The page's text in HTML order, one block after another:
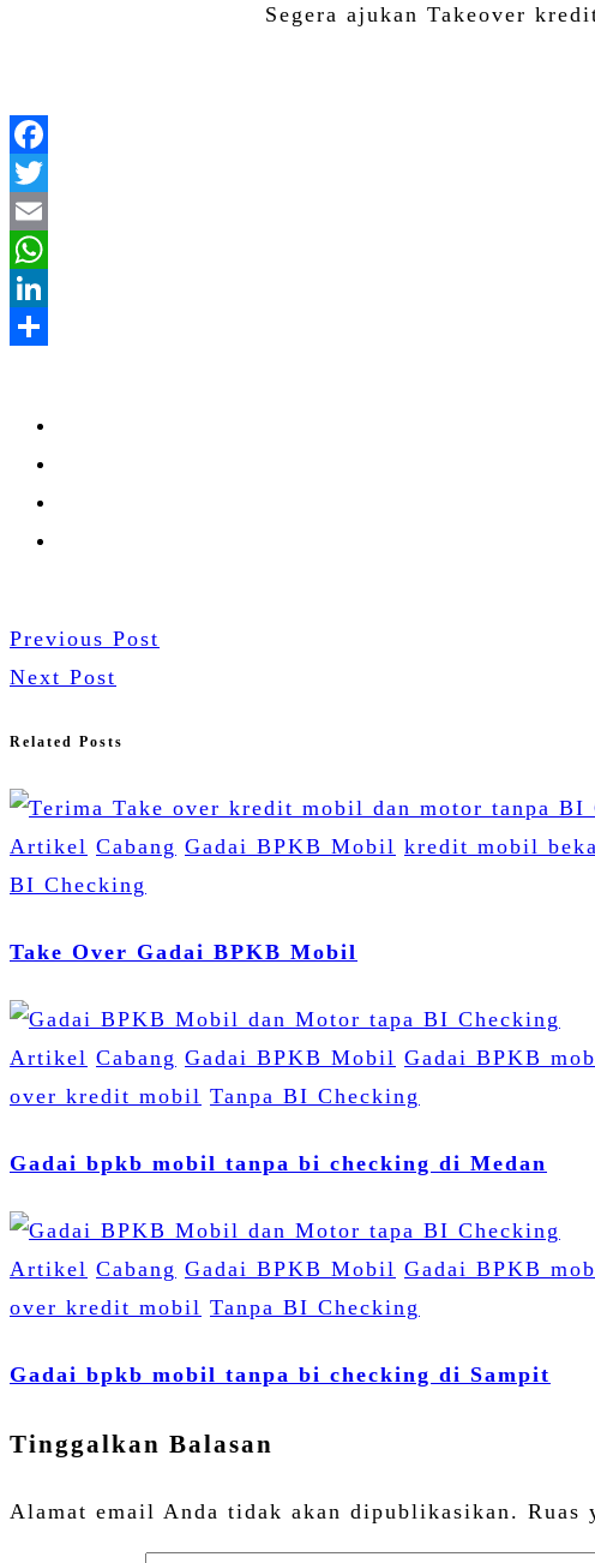
Segera ajukan Takeover
Previous Post
Next Post
Related Posts
Artikel Cabang Gadai BPKB Mobil kredit mobil
BI Checking
Take Over Gadai BPKB Mobil
Artikel Cabang Gadai BPKB Mobil Gadai BPKB
over kredit mobil Tanpa BI Checking
Gadai bpkb mobil tanpa bi checking di Medan
Artikel Cabang Gadai BPKB Mobil Gadai BPKB
over kredit mobil Tanpa BI Checking
Gadai bpkb mobil tanpa bi checking di Sampit
Tinggalkan Balasan
Alamat email Anda tidak akan dipublikasikan. Ruas